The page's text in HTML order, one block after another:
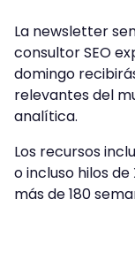
La newsletter
consultor SEO
domingo
relevantes del
analítica.
Los recursos
o incluso hilos
más de 180